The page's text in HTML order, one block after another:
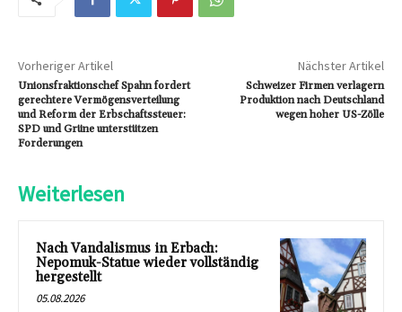
Vorheriger Artikel
Unionsfraktionschef Spahn fordert
gerechtere Vermögensverteilung
und Reform der Erbschaftssteuer:
SPD und Grüne unterstützen
Forderungen
Nächster Artikel
Schweizer Firmen verlagern
Produktion nach Deutschland
wegen hoher US-Zölle
Weiterlesen
Nach Vandalismus in Erbach:
Nepomuk-Statue wieder vollständig
hergestellt
05.08.2026